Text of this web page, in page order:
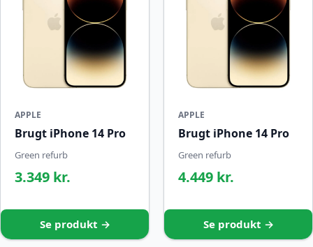
APPLE
Brugt iPhone 14 Pro
Green refurb
3.349 kr.
Se produkt →
APPLE
Brugt iPhone 14 Pro
Green refurb
4.449 kr.
Se produkt →